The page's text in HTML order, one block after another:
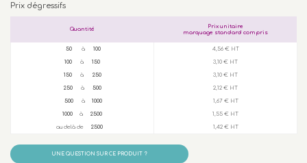
Prix dégressifs
Quantité
Prix unitaire
marquage standard compris
50à 100 4,56 € HT
100 à 150 3,10 € HT
150à 250 3,10 € HT
250 à 500 2,12 € HT
500à 1000 1,67 € HT
1000 à 2500 1,55 € HT
au delà de 2500 1,42 € HT
UNE QUESTION SUR CE PRODUIT ?